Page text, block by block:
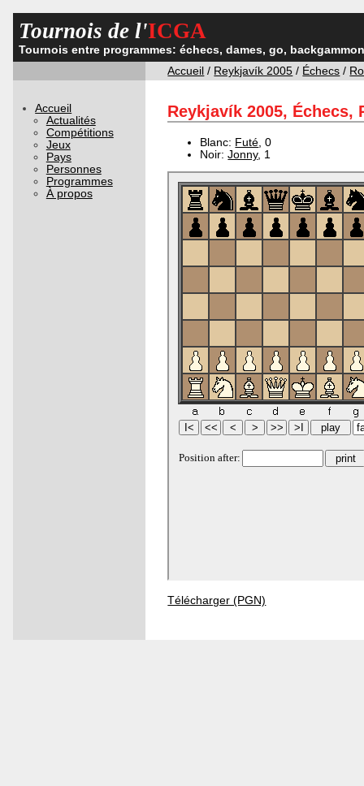
Tournois de l'ICGA
Tournois entre programmes: échecs, dames, go,
Accueil / Reykjavík 2005 / Échecs /
Accueil
Actualités
Compétitions
Jeux
Pays
Personnes
Programmes
À propos
Reykjavík 2005, Échecs,
Blanc: Futé , 0
Noir:Jonny, 1
Télécharger (PGN)